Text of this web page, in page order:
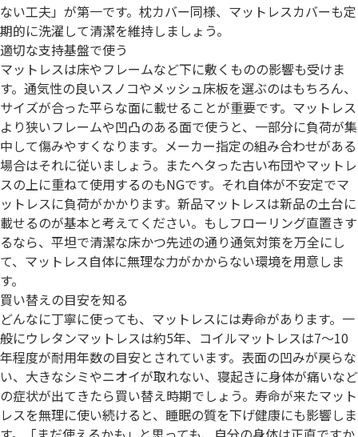
ない工夫」が第一です。枕カバー同様、マットレスカバーも定
期的に洗濯して清潔を維持しましょう。
適切な支持基盤で使う
マットレスは床やフレームなど下に敷くものの影響も受けま
す。通気性の良いスノコやメッシュ床板を選ぶのはもちろん、
サイズが合った平らな面に載せることが重要です。マットレス
より狭いフレームや凹凸のある面で使うと、一部分に負荷が集
中して傷みやすくなります。メーカー指定の組み合わせがある
場合はそれに従いましょう。またヘタった古い布団やマットレ
スの上に重ねて使用するのもNGです。それ自体が不安定でマ
ットレスに負荷がかかります。新品マットレスは新品の土台に
載せるのが基本と考えてください。もしフローリング直置きす
るなら、平坦で清潔な床かつ先述の通り通気対策を万全にし
て、マットレス自体に無理な力がかからない環境を用意しま
す。
買い替えの目安を知る
どんなに丁寧に使っても、マットレスには寿命があります。一
般にウレタンマットレスは約5年、コイルマットレスは7～10
年程度が耐用年数の目安とされています。表面の凹みが戻らな
い、大きなシミやニオイが取れない、寝起きに身体が痛いなど
の症状が出てきたら買い替え時期でしょう。寿命が来たマット
レスを無理に使い続けると、睡眠の質を下げ健康にも影響しま